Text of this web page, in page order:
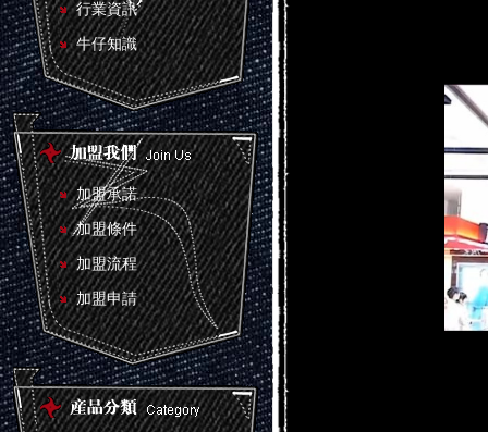
行業資訊
牛仔知識
加盟承諾
加盟條件
加盟流程
加盟申請